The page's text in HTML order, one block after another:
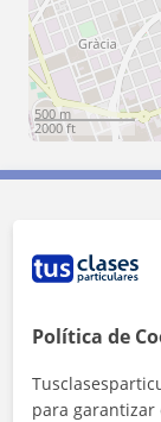
500 m
2000 ft
Política de
para